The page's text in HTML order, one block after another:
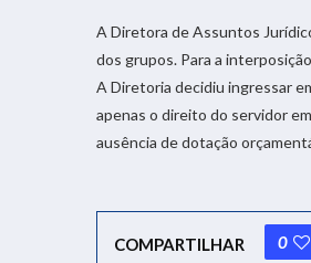
A Diretora de Assuntos
dos grupos. Para a
A Diretoria decidiu ingressar
apenas o direito do servidor
ausência de dotação
COMPARTILHAR 0